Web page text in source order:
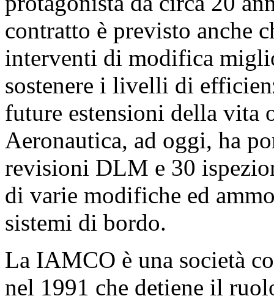
contratto è previsto anche
interventi di modifica
sostenere i livelli di
future estensioni della vita
Aeronautica, ad oggi, ha
revisioni DLM e 30
di varie modifiche ed
sistemi di bordo.
La IAMCO è una società
nel 1991 che detiene il